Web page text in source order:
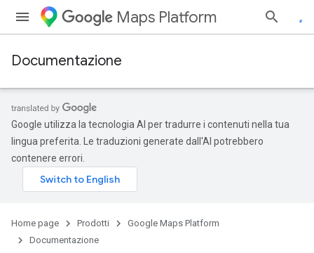
Maps Platform
Documentazione
Google utilizza la tecnologia AI per tradurre i contenuti nella tua
lingua preferita. Le traduzioni generate dall'AI potrebbero
contenere errori.
Home page Prodotti
Google Maps Platform
Documentazione